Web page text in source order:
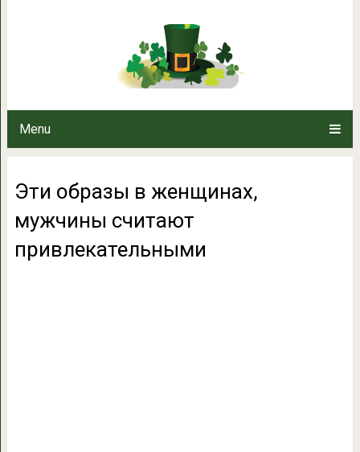
Menu
Эти образы в
Эти образы в женщинах,
мужчины считают
привлекательными